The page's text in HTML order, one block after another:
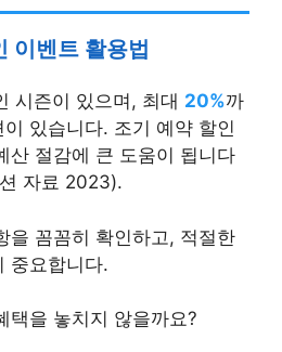
이벤트 활용법
시즌이 있으며, 최대 20%까
있습니다. 조기 예약 할인
산 절감에 큰 도움이 됩니다
자료 2023).
을 꼼꼼히 확인하고, 적절한
중요합니다.
택을 놓치지 않을까요?